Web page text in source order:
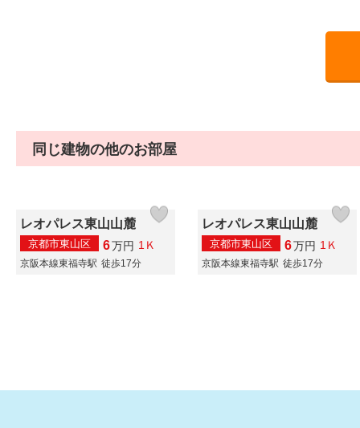
同じ建物の他のお部屋
レオパレス東山山麓
京都市東山区 6万円 1Ｋ
京阪本線東福寺駅 徒歩17分
レオパレス東山山麓
京都市東山区 6万円 1Ｋ
京阪本線東福寺駅 徒歩17分